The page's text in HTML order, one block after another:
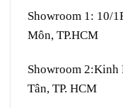
Showroom 1: 10/
Môn, TP.HCM
Showroom 2:Kinh
Tân, TP. HCM